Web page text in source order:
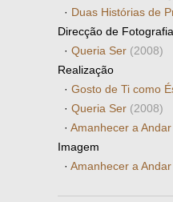
· Duas Histórias de
Direcção de Fotografia
· Queria Ser (2008)
Realização
· Gosto de Ti como
· Queria Ser (2008)
· Amanhecer a Andar
Imagem
· Amanhecer a Andar